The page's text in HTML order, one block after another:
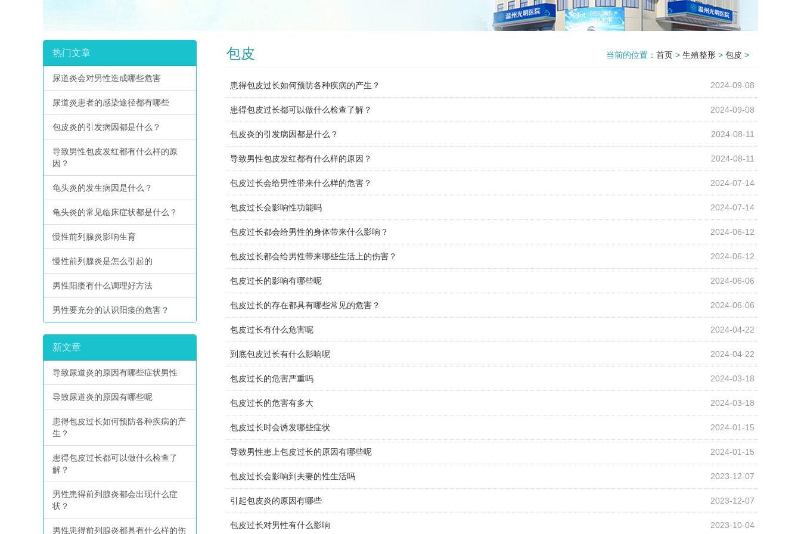
热门文章
尿道炎会对男性造成哪些危害
尿道炎患者的感染途径都有哪些
包皮炎的引发病因都是什么？
导致男性包皮发红都有什么样的原
因？
龟头炎的发生病因是什么？
龟头炎的常见临床症状都是什么？
慢性前列腺炎影响生育
慢性前列腺炎是怎么引起的
男性阳痿有什么调理好方法
男性要充分的认识阳痿的危害？
新文章
导致尿道炎的原因有哪些症状男性
导致尿道炎的原因有哪些呢
患得包皮过长如何预防各种疾病的产
生？
患得包皮过长都可以做什么检查了
解？
男性患得前列腺炎都会出现什么症
状？
男性患得前列腺炎都具有什么样的伤
包皮 当前的位置： 首页 > 生殖整形 > 包皮 >
2024-09-08
患得包皮过长如何预防各种疾病的产生？
2024-09-08
患得包皮过长都可以做什么检查了解？
2024-08-11
包皮炎的引发病因都是什么？
2024-08-11
导致男性包皮发红都有什么样的原因？
2024-07-14
包皮过长会给男性带来什么样的危害？
2024-07-14
包皮过长会影响性功能吗
2024-06-12
包皮过长都会给男性的身体带来什么影响？
2024-06-12
包皮过长都会给男性带来哪些生活上的伤害？
2024-06-06
包皮过长的影响有哪些呢
2024-06-06
包皮过长的存在都具有哪些常见的危害？
2024-04-22
包皮过长有什么危害呢
2024-04-22
到底包皮过长有什么影响呢
2024-03-18
包皮过长的危害严重吗
2024-03-18
包皮过长的危害有多大
2024-01-15
包皮过长时会诱发哪些症状
2024-01-15
导致男性患上包皮过长的原因有哪些呢
2023-12-07
包皮过长会影响到夫妻的性生活吗
2023-12-07
引起包皮炎的原因有哪些
2023-10-04
包皮过长对男性有什么影响